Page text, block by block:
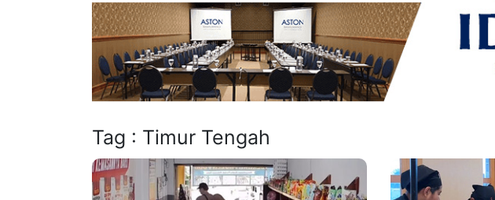
Tag : Timur Tengah